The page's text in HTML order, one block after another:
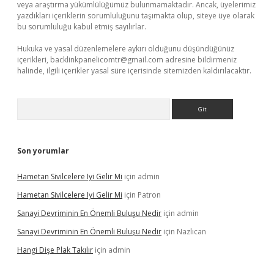
veya araştırma yükümlülüğümüz bulunmamaktadır. Ancak, üyelerimiz
yazdıkları içeriklerin sorumluluğunu taşımakta olup, siteye üye olarak
bu sorumluluğu kabul etmiş sayılırlar.
Hukuka ve yasal düzenlemelere aykırı olduğunu düşündüğünüz
içerikleri, backlinkpanelicomtr@gmail.com adresine bildirmeniz
halinde, ilgili içerikler yasal süre içerisinde sitemizden kaldırılacaktır.
Son yorumlar
Hametan Sivilcelere Iyi Gelir Mi için admin
Hametan Sivilcelere Iyi Gelir Mi için Patron
Sanayi Devriminin En Önemli Buluşu Nedir için admin
Sanayi Devriminin En Önemli Buluşu Nedir için Nazlıcan
Hangi Dişe Plak Takılır için admin